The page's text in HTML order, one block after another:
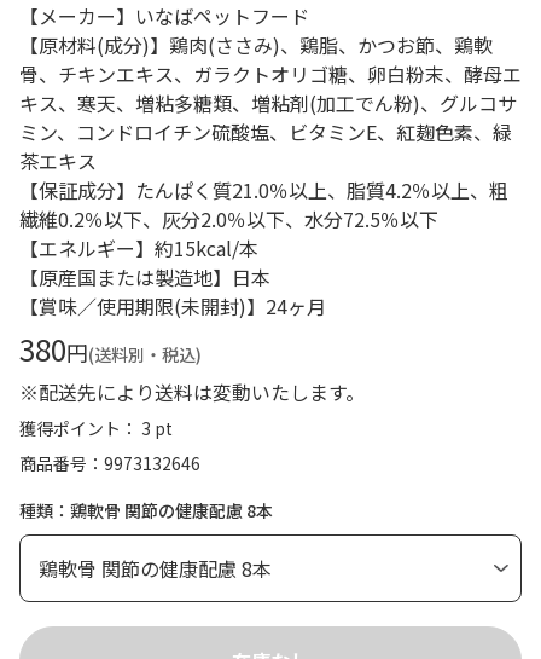
【メーカー】いなばペットフード
【原材料(成分)】鶏肉(ささみ)、鶏脂、かつお節、鶏軟
骨、チキンエキス、ガラクトオリゴ糖、卵白粉末、酵母エ
キス、寒天、増粘多糖類、増粘剤(加工でん粉)、グルコサ
ミン、コンドロイチン硫酸塩、ビタミンE、紅麹色素、緑
茶エキス
【保証成分】たんぱく質21.0％以上、脂質4.2％以上、粗
繊維0.2％以下、灰分2.0％以下、水分72.5％以下
【エネルギー】約15kcal/本
【原産国または製造地】日本
【賞味／使用期限(未開封)】24ヶ月
380円(送料別・税込)
※配送先により送料は変動いたします。
獲得ポイント： 3 pt
商品番号
9973132646
種類：鶏軟骨 関節の健康配慮 8本